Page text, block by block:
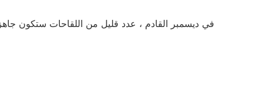
في ديسمبر القادم ، عدد قليل من اللقاحات ستكون